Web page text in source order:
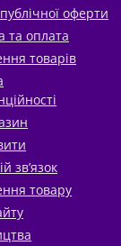
оферти
та оплата
товарів
зв’язок
товару